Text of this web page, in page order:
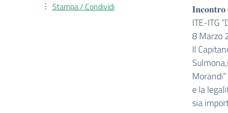
𝐈𝐧𝐜𝐨𝐧𝐭𝐫𝐨
ITE-ITG
8 Marzo
Il
e la
sia
Stampa / Condividi